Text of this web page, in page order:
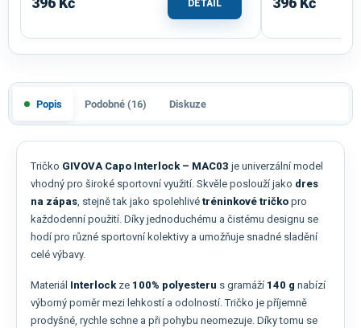
DETAIL
Popis Podobné (16) Diskuze
Tričko GIVOVA Capo Interlock – MAC03 je univerzální model
vhodný pro široké sportovní využití. Skvěle poslouží jako dres
na zápas, stejně tak jako spolehlivé tréninkové tričko pro
každodenní použití. Díky jednoduchému a čistému designu se
hodí pro různé sportovní kolektivy a umožňuje snadné sladění
celé výbavy.
Materiál Interlockze 100% polyesteru s gramáží 140 g nabízí
výborný poměr mezi lehkostí a odolností. Tričko je příjemně
prodyšné, rychle schne a při pohybu neomezuje. Díky tomu se